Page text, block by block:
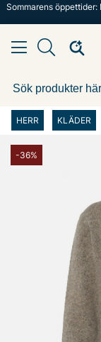
Sommarens
HERR KLÄDER
-36%